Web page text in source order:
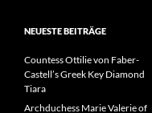
NEUESTE BEITRÄGE
Countess Ottilie von Faber-
Castell’s Greek Key Diamond
Tiara
Archduchess Marie Valerie of